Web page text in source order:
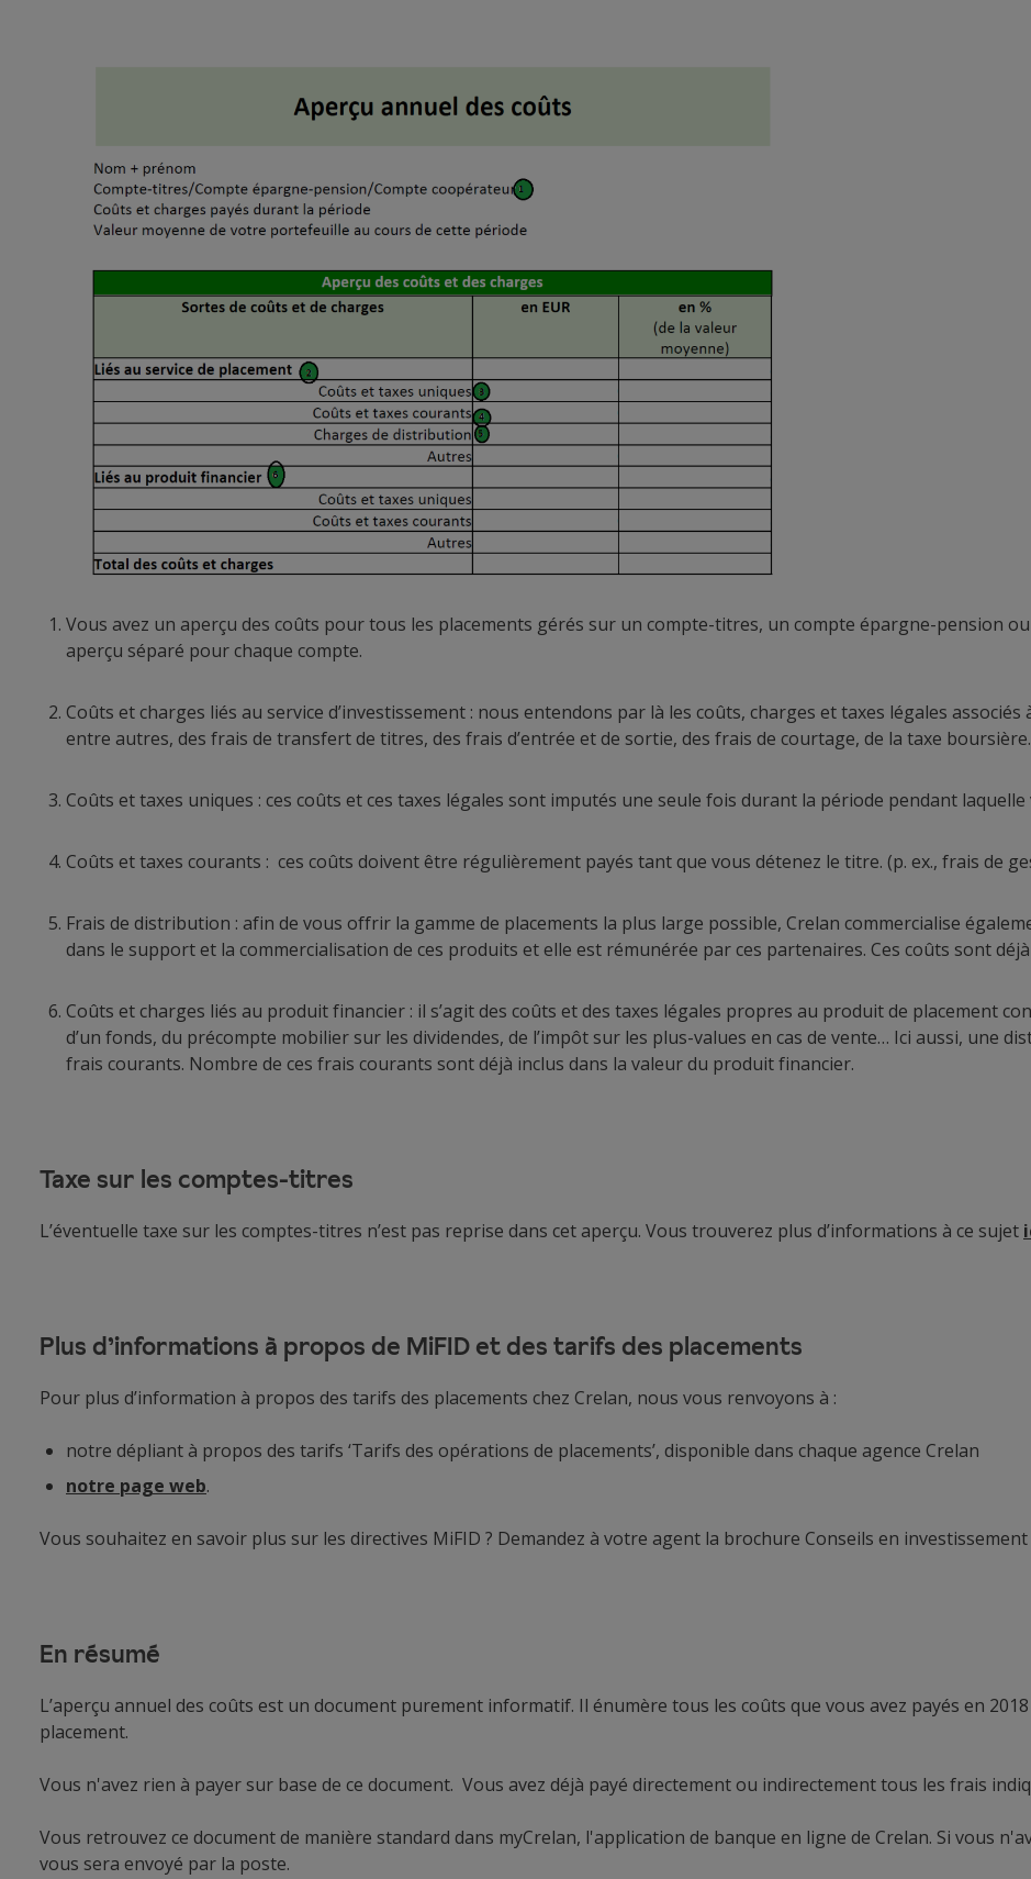
Vous avez un aperçu des coûts pour tous les placements gérés sur un compte-titres, un compte épargne-pension
aperçu séparé pour chaque compte.
Coûts et charges liés au service d’investissement : nous entendons par là les coûts, charges et taxes légales associés
entre autres, des frais de transfert de titres, des frais d’entrée et de sortie, des frais de courtage, de la taxe
Coûts et taxes uniques : ces coûts et ces taxes légales sont imputés une seule fois durant la période pendant laquelle
Coûts et taxes courants : ces coûts doivent être régulièrement payés tant que vous détenez le titre. (p. ex., frais de
Frais de distribution : afin de vous offrir la gamme de placements la plus large possible, Crelan commercialise
dans le support et la commercialisation de ces produits et elle est rémunérée par ces partenaires. Ces coûts sont
Coûts et charges liés au produit financier : il s’agit des coûts et des taxes légales propres au produit de placement
d’un fonds, du précompte mobilier sur les dividendes, de l’impôt sur les plus-values en cas de vente… Ici aussi, une
frais courants. Nombre de ces frais courants sont déjà inclus dans la valeur du produit financier.
Taxe sur les comptes-titres
L’éventuelle taxe sur les comptes-titres n’est pas reprise dans cet aperçu. Vous trouverez plus d’informations à ce sujet
Plus d’informations à propos de MiFID et des tarifs des placements
Pour plus d’information à propos des tarifs des placements chez Crelan, nous vous renvoyons à :
notre dépliant à propos des tarifs ‘Tarifs des opérations de placements’, disponible dans chaque agence Crelan
notre page web.
Vous souhaitez en savoir plus sur les directives MiFID ? Demandez à votre agent la brochure Conseils en
En résumé
L’aperçu annuel des coûts est un document purement informatif. Il énumère tous les coûts que vous avez payés en
placement.
Vous n'avez rien à payer sur base de ce document. Vous avez déjà payé directement ou indirectement tous les frais
Vous retrouvez ce document de manière standard dans myCrelan, l'application de banque en ligne de Crelan. Si vous
vous sera envoyé par la poste.